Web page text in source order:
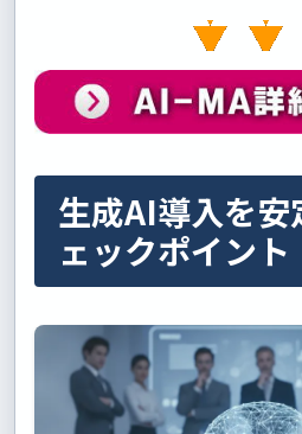
生成AI導入を安
ェックポイント